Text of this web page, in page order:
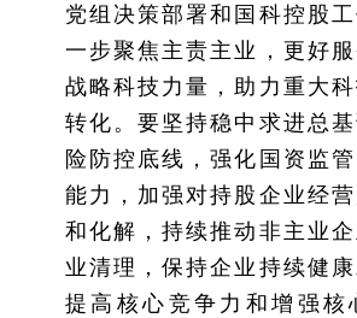
党组决策部署和国科控股
一步聚焦主责主业，更好
战略科技力量，助力重大
转化。要坚持稳中求进总
险防控底线，强化国资监
能力，加强对持股企业经
和化解，持续推动非主业
业清理，保持企业持续健
提高核心竞争力和增强核